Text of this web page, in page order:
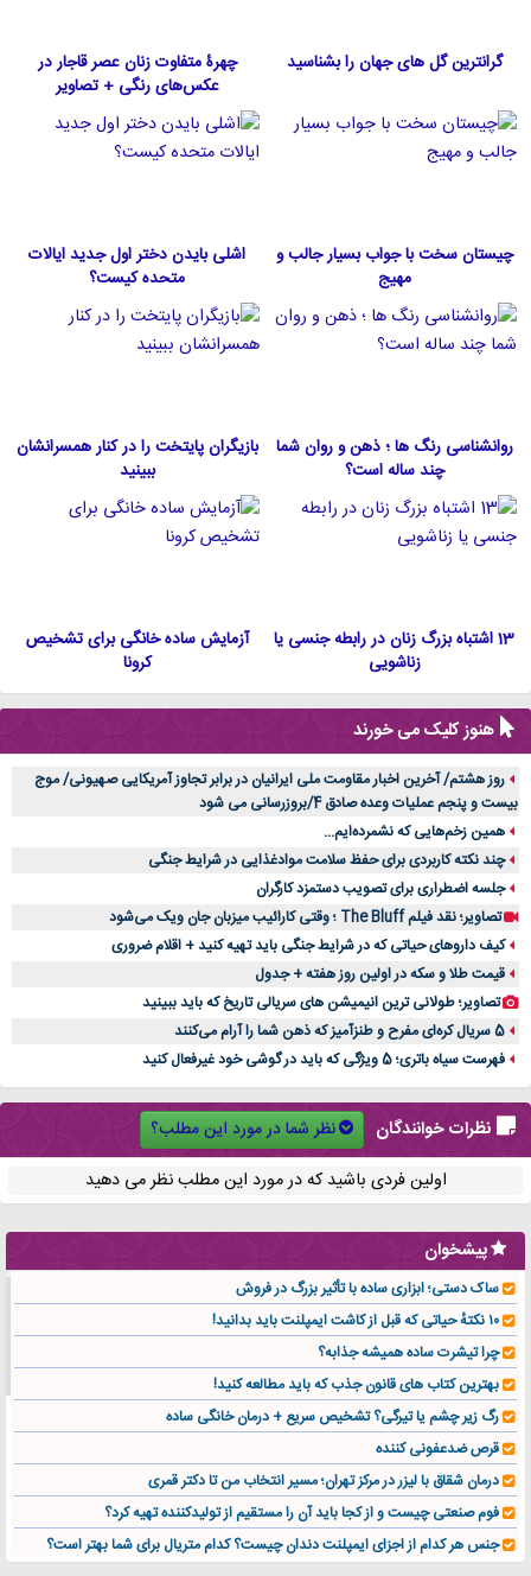
گرانترین گل های جهان را بشناسید
چهرۀ متفاوت زنان عصر قاجار در
عکس‌های رنگی + تصاویر
چیستان سخت با جواب بسیار جالب و
مهیج
اشلی بایدن دختر اول جدید ایالات
متحده كيست؟
روانشناسی رنگ ها ؛ ذهن و روان شما
چند ساله است؟
بازیگران پایتخت را در کنار همسرانشان
ببینید
13 اشتباه بزرگ زنان در رابطه جنسی یا
زناشویی
آزمایش ساده خانگی برای تشخیص
کرونا
هنوز کلیک می خورند
روز هشتم/ آخرین اخبار مقاومت ملی ایرانیان در برابر تجاوز آمریکایی صهیونی/ موج
بیست و پنجم عملیات وعده صادق 4/بروزرسانی می شود
همین زخم‌هایی که نشمرده‌ایم...
چند نکته کاربردی برای حفظ سلامت موادغذایی در شرایط جنگی
جلسه اضطراری برای تصویب دستمزد کارگران
تصاویر؛ نقد فیلم The Bluff ؛ وقتی کارائیب میزبان جان ویک می‌شود
کیف داروهای حیاتی که در شرایط جنگی باید تهیه کنید + اقلام ضروری
قیمت طلا و سکه در اولین روز هفته + جدول
تصاویر؛ طولانی ترین انیمیشن های سریالی تاریخ که باید ببینید
5 سریال کره‌ای مفرح و طنزآمیز که ذهن شما را آرام می‌کنند
فهرست سیاه باتری؛ 5 ویژگی که باید در گوشی خود غیرفعال کنید
نظرات خوانندگان
نظر شما در مورد این مطلب؟
اولین فردی باشید که در مورد این مطلب نظر می دهید
پیشخوان
ساک دستی؛ ابزاری ساده با تأثیر بزرگ در فروش
۱۰ نکتهٔ حیاتی که قبل از کاشت ایمپلنت باید بدانید!
چرا تیشرت ساده همیشه جذابه؟
بهترین کتاب های قانون جذب که باید مطالعه کنید!
رگ زیر چشم یا تیرگی؟ تشخیص سریع + درمان خانگی ساده
قرص ضدعفونی کننده
درمان شقاق با لیزر در مرکز تهران؛ مسیر انتخاب من تا دکتر قمری
فوم صنعتی چیست و از کجا باید آن را مستقیم از تولیدکننده تهیه کرد؟
جنس هر کدام از اجزای ایمپلنت دندان چیست؟ کدام متریال برای شما بهتر است؟